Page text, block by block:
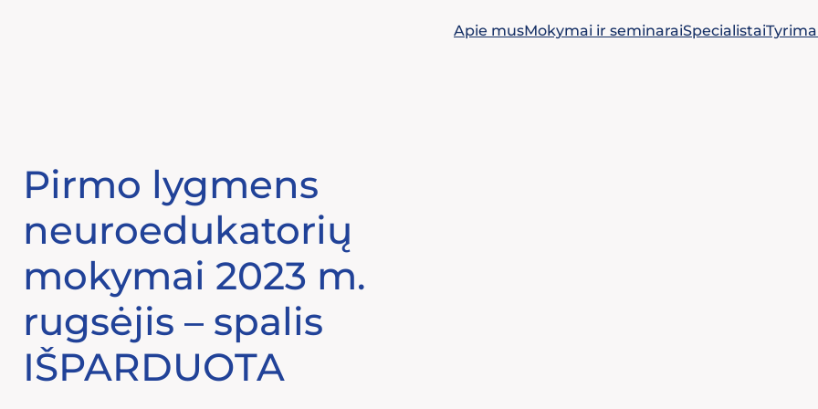
Apie musMokymai ir seminaraiSpecialistai
Pirmo lygmens
neuroedukatorių
mokymai 2023 m.
rugsėjis – spalis
IŠPARDUOTA